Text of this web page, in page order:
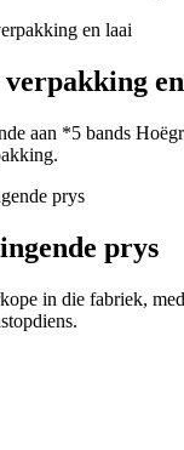
aan *5 bands
prys
in die fabriek,